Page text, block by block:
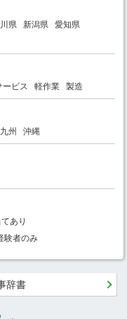
県 新潟県
愛知県
ービス 軽作業 製造
九州 沖縄
あり
験者のみ
辞書